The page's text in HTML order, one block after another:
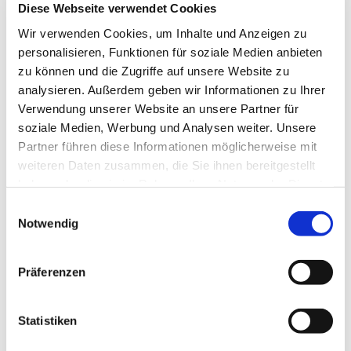
Diese Webseite verwendet Cookies
Wir verwenden Cookies, um Inhalte und Anzeigen zu
personalisieren, Funktionen für soziale Medien anbieten
zu können und die Zugriffe auf unsere Website zu
analysieren. Außerdem geben wir Informationen zu Ihrer
Verwendung unserer Website an unsere Partner für
soziale Medien, Werbung und Analysen weiter. Unsere
Partner führen diese Informationen möglicherweise mit
weiteren Daten zusammen, die Sie ihnen bereitgestellt
Notwendig
Präferenzen
Statistiken